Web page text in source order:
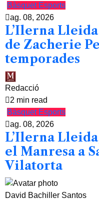
Bàsquet Esports
ag. 08, 2026
L’Ilerna
de Zacherie
temporades
Redacció
2 min read
Bàsquet Esports
ag. 08, 2026
L’Ilerna
el Manresa a
Vilatorta
David Bachiller Santos